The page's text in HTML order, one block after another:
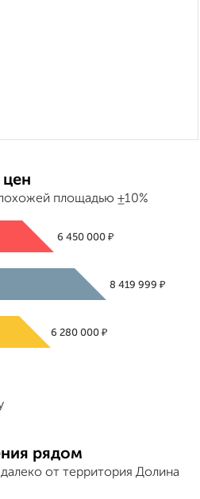
площадью ±10%
6 450 000 ₽
8 419 999 ₽
6 280 000 ₽
рядом
от территория Долина